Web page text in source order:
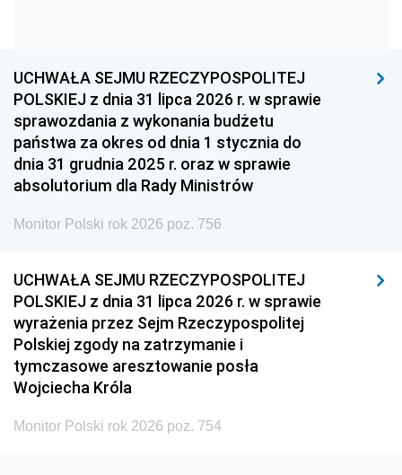
1939 1938 1937
1936 1930
UCHWAŁA SEJMU RZECZYPOSPOLITEJ
POLSKIEJ z dnia 31 lipca 2026 r. w sprawie
sprawozdania z wykonania budżetu
państwa za okres od dnia 1 stycznia do
dnia 31 grudnia 2025 r. oraz w sprawie
absolutorium dla Rady Ministrów
Monitor Polski rok 2026 poz. 756
UCHWAŁA SEJMU RZECZYPOSPOLITEJ
POLSKIEJ z dnia 31 lipca 2026 r. w sprawie
wyrażenia przez Sejm Rzeczypospolitej
Polskiej zgody na zatrzymanie i
tymczasowe aresztowanie posła
Wojciecha Króla
Monitor Polski rok 2026 poz. 754